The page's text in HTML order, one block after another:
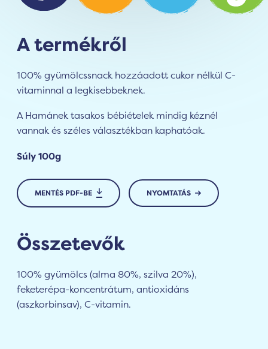
A termékről
100% gyümölcssnack hozzáadott cukor nélkül C-
vitaminnal a legkisebbeknek.
A Hamánek tasakos bébiételek mindig kéznél
vannak és széles választékban kaphatóak.
Súly 100g
MENTÉS PDF-BE NYOMTATÁS
Összetevők
100% gyümölcs (alma 80%, szilva 20%),
feketerépa-koncentrátum, antioxidáns
(aszkorbinsav), C-vitamin.